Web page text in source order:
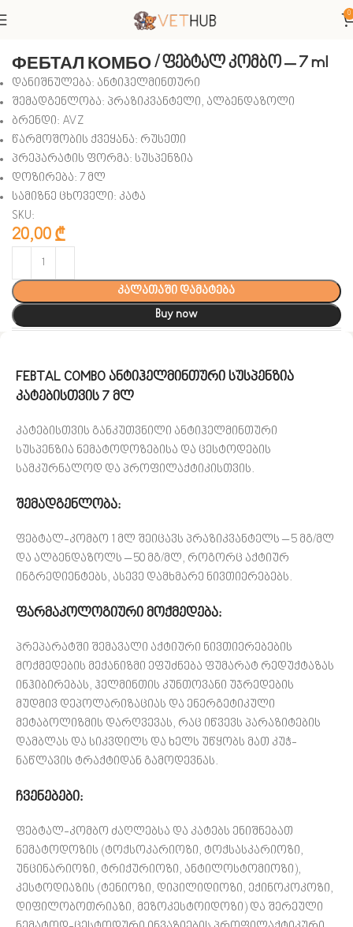
0
ვეტერინარული პრეპარატები
ФЕБТАЛ КОМБО / ფებტალ კომბო – 7 ml
დანიშნულება: ანტიჰელმინთური
შემადგენლობა: პრაზიკვანტელი, ალბენდაზოლი
ბრენდი: AVZ
წარმოშობის ქვეყანა: რუსეთი
პრეპარატის ფორმა: სუსპენზია
დოზირება: 7 მლ
სამიზნე ცხოველი: კატა
SKU:
20,00 ₾
კალათაში დამატება
Buy now
FEBTAL COMBO ანტიჰელმინთური სუსპენზია
კატებისთვის 7 მლ
კატებისთვის განკუთვნილი ანტიჰელმინთური
სუსპენზია ნემატოდოზებისა და ცესტოდების
სამკურნალოდ და პროფილაქტიკისთვის.
შემადგენლობა:
ფებტალ-კომბო 1 მლ შეიცავს პრაზიკვანტელს – 5 მგ/მლ
და ალბენდაზოლს – 50 მგ/მლ, როგორც აქტიურ
ინგრედიენტებს, ასევე დამხმარე ნივთიერებებს.
ფარმაკოლოგიური მოქმედება:
პრეპარატში შემავალი აქტიური ნივთიერებების
მოქმედების მექანიზმი ეფუძნება ფუმარატ რედუქტაზას
ინჰიბირებას, ჰელმინთის კუნთოვანი უჯრედების
მუდმივ დეპოლარიზაციას და ენერგეტიკული
მეტაბოლიზმის დარღვევას, რაც იწვევს პარაზიტების
დამბლას და სიკვდილს და ხელს უწყობს მათ კუჭ-
ნაწლავის ტრაქტიდან გამოდევნას.
ჩვენებები:
ფებტალ-კომბო ძაღლებსა და კატებს ენიშნებათ
ნემატოდოზის (ტოქსოკარიოზი, ტოქსასკარიოზი,
უნცინარიოზი, ტრიქურიოზი, ანტილოსტომიოზი),
კესტოდიაზის (ტენიოზი, დიპილიდიოზი, ექინოკოკოზი,
დიფილობოთრიაზი, მეზოკესტოიდოზი) და შერეული